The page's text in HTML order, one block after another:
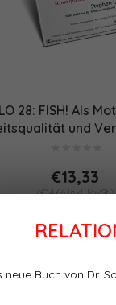
neue Buch von Dr.
LO 28: FISH! Als
und
€13,33
(€14,66 Inkl. MwSt.)